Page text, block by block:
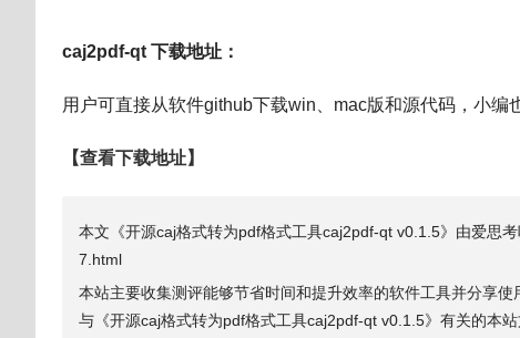
caj2pdf-qt 下载地址：
用户可直接从软件github下载win、mac版和源代码，小编
【查看下载地址】
本文《开源caj格式转为pdf格式工具caj2pdf-qt v0.1.5》由爱思
7.html
本站主要收集测评能够节省时间和提升效率的软件工具并分享
与《开源caj格式转为pdf格式工具caj2pdf-qt v0.1.5》有关的本